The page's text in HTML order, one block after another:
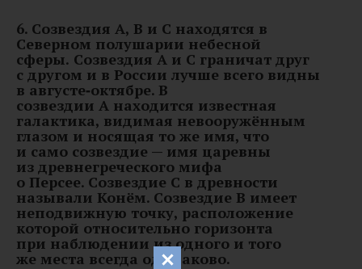
6. Созвездия A, B и C находятся в
Северном полушарии небесной
сферы. Созвездия A и C граничат друг
с другом и в России лучше всего видны
в августе‑октябре. В
созвездии A находится известная
галактика, видимая невооружённым
глазом и носящая то же имя, что
и само созвездие — имя царевны
из древнегреческого мифа
о Персее. Созвездие C в древности
называли Конём. Созвездие B имеет
неподвижную точку, расположение
которой относительно горизонта
при наблюдении из одного и того
же места всегда одинаково.